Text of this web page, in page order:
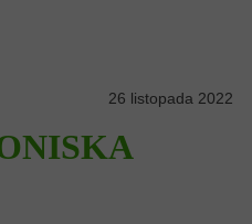
26 listopada 2022